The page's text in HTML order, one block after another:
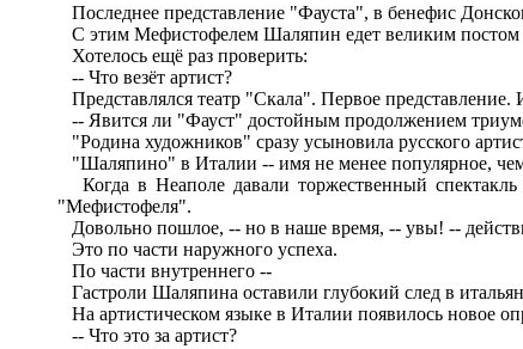
Последнее представление "Фауста", в бенефис
С этим Мефистофелем Шаляпин едет великим
Хотелось ещё раз проверить:
-- Что везёт артист?
Представлялся театр "Скала". Первое представление.
-- Явится ли "Фауст" достойным продолжением
"Родина художников" сразу усыновила русского
"Шаляпино" в Италии -- имя не менее популярное,
Когда в Неаполе давали торжественный спектакль
"Мефистофеля".
Довольно пошлое, -- но в наше время, -- увы! --
Это по части наружного успеха.
По части внутреннего --
Гастроли Шаляпина оставили глубокий след в
На артистическом языке в Италии появилось новое
-- Что это за артист?